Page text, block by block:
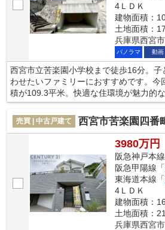
4ＬＤＫ
建物面積：
土地面積：
兵庫県西宮
パノラマ 動画
西宮市立苦楽園小学校まで徒歩16分。子
わせたいファミリーにおすすめです。今
積が109.3平米。快適な住環境が魅力的
した日々を過ごしませんか。4LDKの物
送る事が出来ます。西宮市エリアや阪
一戸建て探しサポートを致しております
予定なら、お気軽にお問い合わせくださ
売買 | 中古戸建て 西宮市苦楽園四番
3980万円
阪急神戸本
阪急甲陽線「
東海道本線「
4ＬＤＫ
建物面積：
土地面積：
兵庫県西宮